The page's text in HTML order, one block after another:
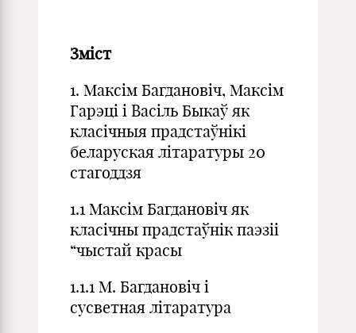
Зміст
1. Максім Багдановіч, Максім
Гарэці i Васіль Быкаў як
класічныя прадстаўнікi
беларуская лiтаратуры 20
стагоддзя
1.1 Максім Багдановіч як
класічны прадстаўнік паэзіі
“чыстай красы
1.1.1 М. Багдановіч і
сусветная літаратура